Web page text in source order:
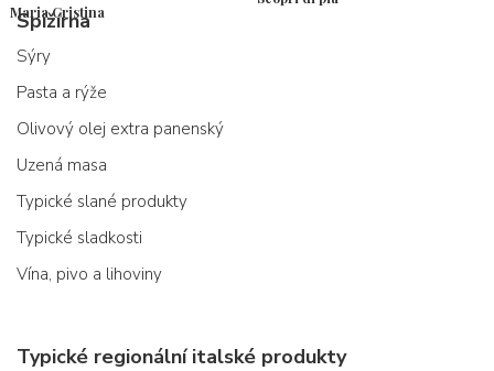
Maria Cristina
Spižírna
Sýry
Pasta a rýže
Olivový olej extra panenský
Uzená masa
Typické slané produkty
Typické sladkosti
Vína, pivo a lihoviny
Typické regionální italské produkty